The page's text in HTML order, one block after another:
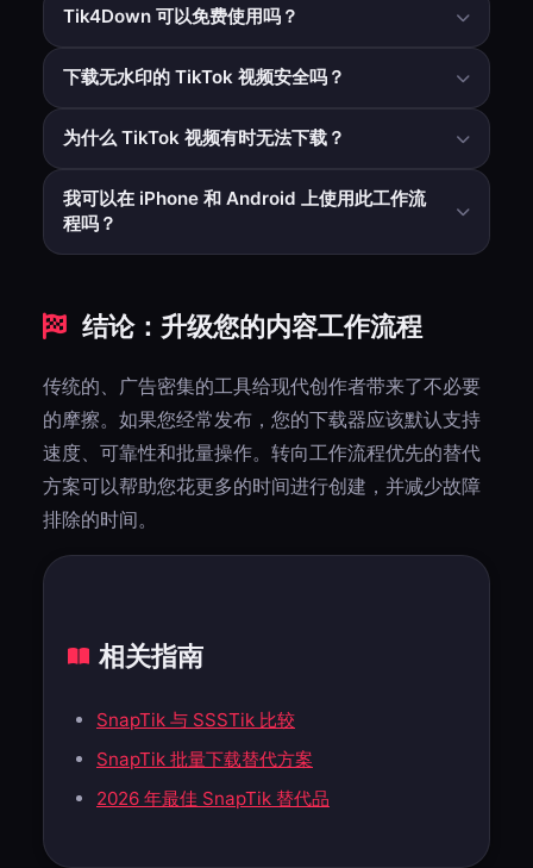
Tik4Down 可以免费使用吗？
是的，核心浏览器工作流程是免费的，标准使用不需要注册
帐户。
下载无水印的 TikTok 视频安全吗？
基于浏览器的工具通常比随机 APK 安装更安全，因为它们不
需要应用程序级设备权限。
为什么 TikTok 视频有时无法下载？
无法获取私有或已删除的视频。对于公共视频，如果出现临
时解析问题，请在刷新后重试。
我可以在 iPhone 和 Android 上使用此工作流
程吗？
结论：升级您的内容工作流程
传统的、广告密集的工具给现代创作者带来了不必要
的摩擦。如果您经常发布，您的下载器应该默认支持
速度、可靠性和批量操作。转向工作流程优先的替代
方案可以帮助您花更多的时间进行创建，并减少故障
排除的时间。
相关指南
SnapTik 与 SSSTik 比较
SnapTik 批量下载替代方案
2026 年最佳 SnapTik 替代品